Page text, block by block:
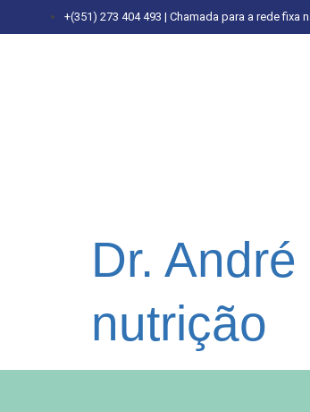
+(351) 273 404 493 | Chamada para a rede fixa
Dr.
nutrição